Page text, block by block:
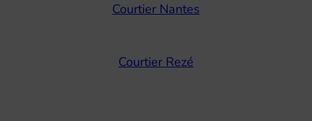
Courtier Nantes
Courtier Rezé